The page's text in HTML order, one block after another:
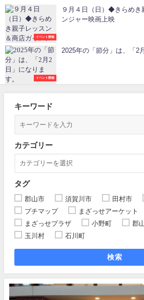
イベント開催
９月４日（日）◆きらめき
ンジャー映画上映
イベント開催
2025年の「節分」は、「2
キーワード
カテゴリー
タグ
郡山市 須賀川市 田村市
プチマップ
まざっせアーケット
まざっせプラザ
小野町
郡
玉川村
石川町
検索